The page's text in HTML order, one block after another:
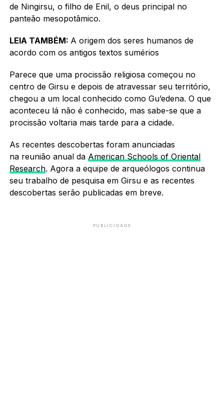
de Ningirsu, o filho de Enil, o deus principal no
panteão mesopotâmico.
LEIA TAMBÉM: A origem dos seres humanos de
acordo com os antigos textos sumérios
Parece que uma procissão religiosa começou no
centro de Girsu e depois de atravessar seu território,
chegou a um local conhecido como Gu’edena. O que
aconteceu lá não é conhecido, mas sabe-se que a
procissão voltaria mais tarde para a cidade.
As recentes descobertas foram anunciadas
na reunião anual da American Schools of Oriental
Research. Agora a equipe de arqueólogos continua
seu trabalho de pesquisa em Girsu e as recentes
descobertas serão publicadas em breve.
PUBLICIDADE